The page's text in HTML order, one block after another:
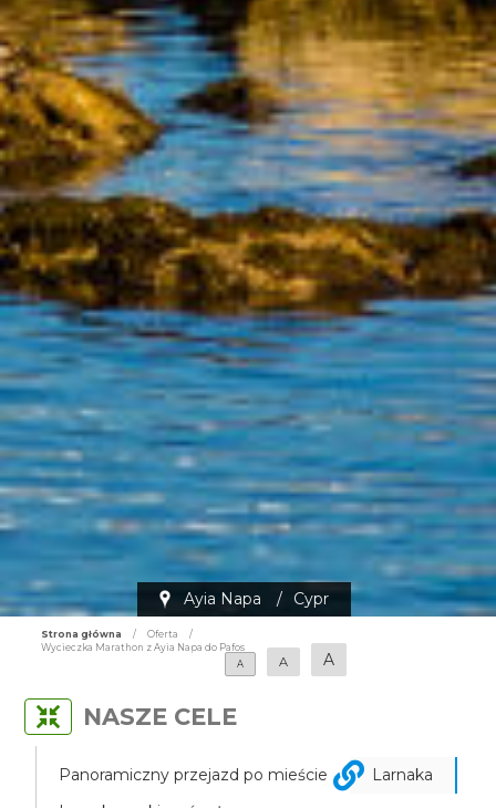
Ayia Napa / Cypr
Strona główna / Oferta
/
Wycieczka Marathon z Ayia Napa do Pafos
A
A A
NASZE CELE
Panoramiczny przejazd po mieście
Larnaka